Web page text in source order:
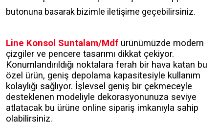
butonuna basarak bizimle iletişime geçebilirsiniz.
Line Konsol Suntalam/Mdf ürünümüzde modern
çizgiler ve pencere tasarımı dikkat çekiyor.
Konumlandırıldığı noktalara ferah bir hava katan bu
özel ürün, geniş depolama kapasitesiyle kullanım
kolaylığı sağlıyor. İşlevsel geniş bir çekmeceyle
desteklenen modeliyle dekorasyonunuza seviye
atlatacak bu ürüne online sipariş imkanıyla sahip
olabilirsiniz.